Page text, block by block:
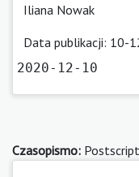
Iliana Nowak
Data publikacji: 10-
2020-12-10
Czasopismo: